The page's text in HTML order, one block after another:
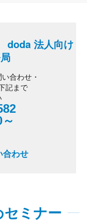
doda 法人向け
合わせ・
記まで
合わせ
ミナー